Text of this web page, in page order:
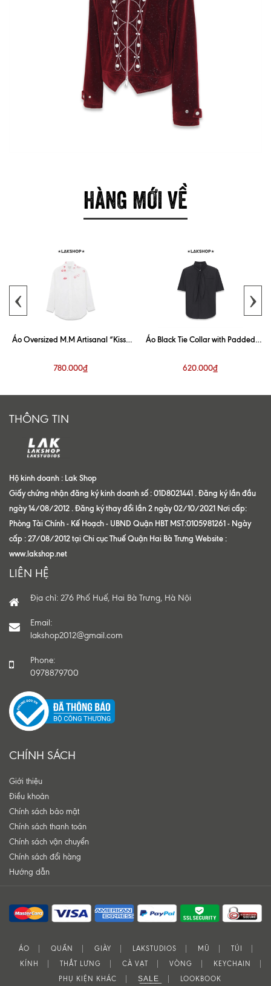
HÀNG MỚI VỀ
Áo Oversized M.M Artisanal “Kiss”
780.000₫
Áo Black Tie Collar with Padded
620.000₫
‹ ›
THÔNG TIN
Hộ kinh doanh : Lak Shop
Giấy chứng nhận đăng ký kinh doanh số : 01D8021441 . Đăng ký lần đầu
ngày 14/08/2012 . Đăng ký thay đổi lần 2 ngày 02/10/2021 Nơi cấp:
Phòng Tài Chính - Kế Hoạch - UBND Quận HBT MST:0105981261 - Ngày
cấp : 27/08/2012 tại Chi cục Thuế Quận Hai Bà Trưng Website :
www.lakshop.net
LIÊN HỆ
Địa chỉ: 276 Phố Huế, Hai Bà Trưng, Hà Nội
Email:
lakshop2012@gmail.com
Phone:
0978879700
CHÍNH SÁCH
Giới thiệu
Điều khoản
Chính sách bảo mật
Chính sách thanh toán
Chính sách vận chuyển
Chính sách đổi hàng
Hướng dẫn
ÁO QUẦN GIÀY LAKSTUDIOS MŨ
TÚI
KÍNH
THẮT LƯNG CÀ VẠT VÒNG
KEYCHAIN
PHỤ KIỆN KHÁC
S͟A͟L͟E͟ LOOKBOOK